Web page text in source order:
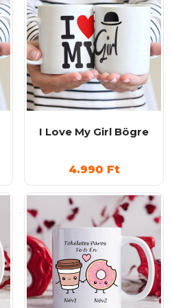
I Love My Girl Bögre
4.990 Ft